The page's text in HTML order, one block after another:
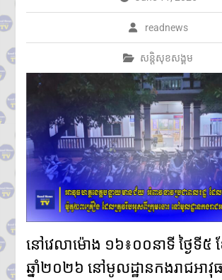
២៤ កក្កដា ២០២៦៖ ខួប ១ ឆ្នាំ នៃ
ការចងចាំអំពីការចាប់ផ្តើមជម្លោះ
ប្រដាប់អាវុធ និងការប្តេជ្ញាចិត្តរក្សា
កម្ពុជា និង FBI ប្តេជ្ញាបន្តពង្រឹង
កិច្ចសហប្រតិបត្តិការសន្តិសុខ
ក្រសួងអប់រំ យុវជន និងកីឡា
ប្រកាសព័ត៌មានពីការប្រឡង
សញ្ញាបត្រមធ្យមសិក្សាទុតិយភូមិ
សម័យប្រឡង៖១០ សីហ ២០២៦
មានបេក្ខជនចុះឈ្មោះប្រឡង
សរុប១៥១,២៣៨នាក់
ស្រី៨៤,៧៣៥នាក់
ក្រុមអ្នកសង្កេតការណ៍អាស៊ាន ចុះ
ពិនិត្យស្ថានភាពជាក់ស្តែងនៅតាម
មានជ័យ
លោកជំទាវបណ្ឌិត ពេជ ចន្ទមុន្នី
ហ៊ុនម៉ាណែត អញ្ជើញប្រគល់ផ្ទះថ្មី
readnews
សន្តិសុខសង្គម
នៅវេលាម៉ោង ១៦៖០០នាទី ថ្ងៃទី៥
ឆ្នាំ២០២៦ នៅមូលដ្ឋានកងរាជអាវុ